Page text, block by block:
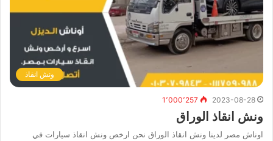
ونش انقاذ
2023-08-28 1٬000٬257
ونش انقاذ الوراق
اوناش مصر لدينا ونش انقاذ الوراق نحن ارخص ونش انقاذ سيارات في